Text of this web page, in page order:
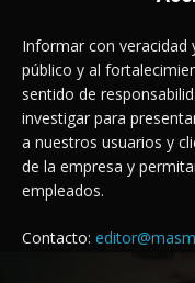
Informar con veracidad
público y al
sentido de
investigar para
a nuestros usuarios y
de la empresa y
empleados.
Contacto: